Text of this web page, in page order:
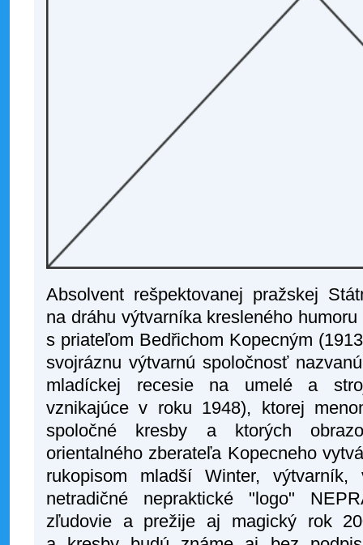
Absolvent rešpektovanej pražskej
na dráhu výtvarníka kresleného
s priateľom Bedřichom Kopecným
svojráznu výtvarnú spoločnosť
mladíckej recesie na umelé a
vznikajúce v roku 1948), ktorej
spoločné kresby a ktorých
orientalného zberateľa Kopecneho
rukopisom mladší Winter,
netradičné nepraktické "logo"
zľudovie a prežije aj magický rok